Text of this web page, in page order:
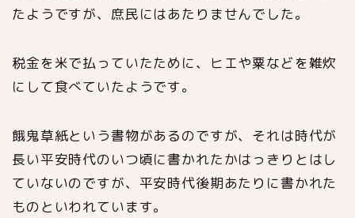
たようですが、庶民にはあたりませんでした。
税金を米で払っていたために、ヒエや粟などを雑炊
にして食べていたようです。
餓鬼草紙という書物があるのですが、それは時代が
長い平安時代のいつ頃に書かれたかはっきりとはし
ていないのですが、平安時代後期あたりに書かれた
ものといわれています。